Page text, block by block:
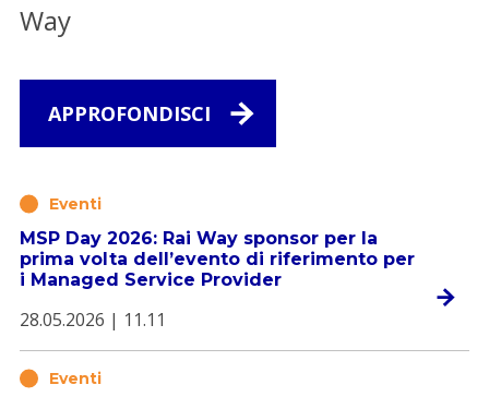
Way
APPROFONDISCI
Eventi
MSP Day 2026: Rai Way sponsor per la
prima volta dell’evento di riferimento per
i Managed Service Provider
28.05.2026 | 11.11
Eventi